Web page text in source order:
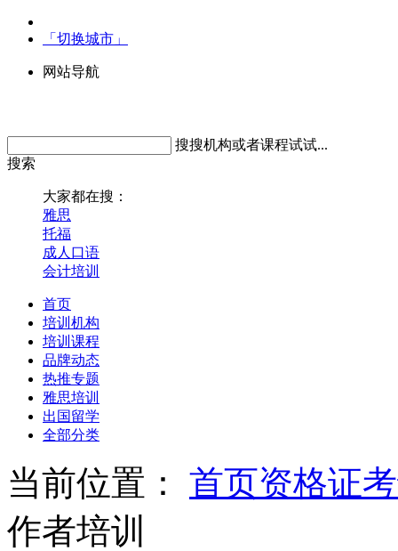
「切换城市」
网站导航
搜搜机构或者课程试试...
搜索
大家都在搜：
雅思
托福
成人口语
会计培训
首页
培训机构
培训课程
品牌动态
热推专题
雅思培训
出国留学
全部分类
当前位置： 首页资格证
作者培训